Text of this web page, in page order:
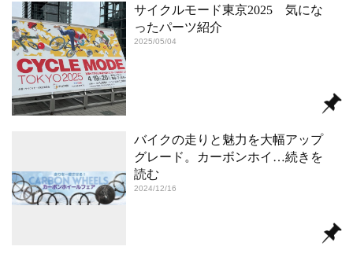
サイクルモード東京2025 気にな
ったパーツ紹介
2025/05/04
バイクの走りと魅力を大幅アップ
グレード。カーボンホイ …続きを
読む
2024/12/16